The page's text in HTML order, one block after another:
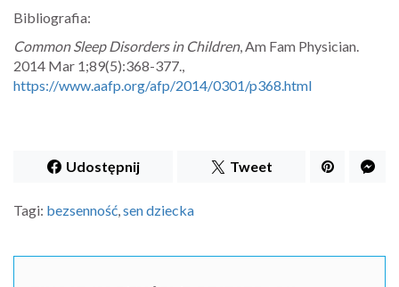
Bibliografia:
Common Sleep Disorders in Children, Am Fam Physician.
2014 Mar 1;89(5):368-377.,
https://www.aafp.org/afp/2014/0301/p368.html
Udostępnij Tweet
Tagi: bezsenność sen dziecka